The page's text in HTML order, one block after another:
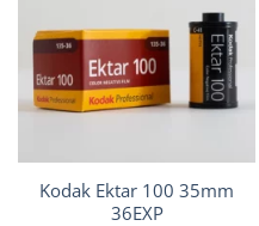
Kodak Ektar 100 35mm
36EXP